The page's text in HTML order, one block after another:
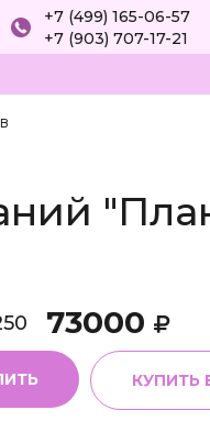
+7 (499) 165-06-57
+7 (903) 707-17-21
73000
КУПИТЬ